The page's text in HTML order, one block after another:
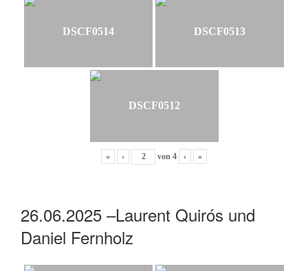
DSCF0514 DSCF0513
DSCF0512
« ‹ von 4 › »
26.06.2025 –Laurent Quirós und
Daniel Fernholz